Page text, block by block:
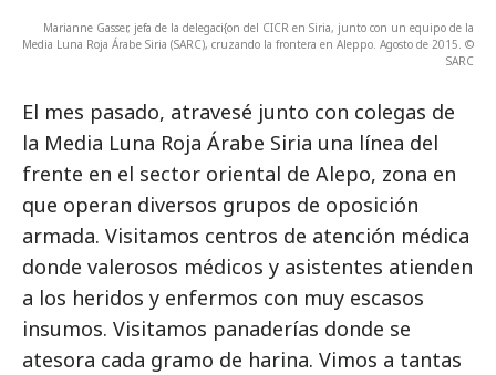
Marianne Gasser, jefa de la delegaci{on del CICR en Siria, junto con un equipo de la
Media Luna Roja Árabe Siria (SARC), cruzando la frontera en Aleppo. Agosto de 2015. ©
SARC
El mes pasado, atravesé junto con colegas de
la Media Luna Roja Árabe Siria una línea del
frente en el sector oriental de Alepo, zona en
que operan diversos grupos de oposición
armada. Visitamos centros de atención médica
donde valerosos médicos y asistentes atienden
a los heridos y enfermos con muy escasos
insumos. Visitamos panaderías donde se
atesora cada gramo de harina. Vimos a tantas